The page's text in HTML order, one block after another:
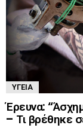
ΥΓΕΊΑ
Έρευνα:
– Τι βρέθηκε